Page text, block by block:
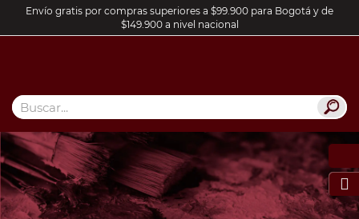
Envío gratis por compras superiores a $99.900 para Bogotá y de
$149.900 a nivel nacional
